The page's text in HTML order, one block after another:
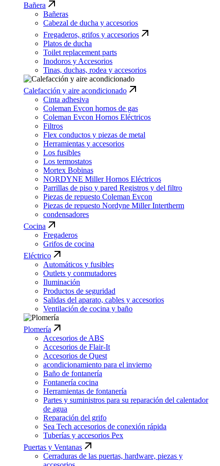
Bañera
Bañeras
Cabezal de ducha y accesorios
Fregaderos, grifos y accesorios
Platos de ducha
Toilet replacement parts
Inodoros y Accesorios
Tinas, duchas, rodea y accesorios
Calefacción y aire acondicionado
Cinta adhesiva
Coleman Evcon hornos de gas
Coleman Evcon Hornos Eléctricos
Filtros
Flex conductos y piezas de metal
Herramientas y accesorios
Los fusibles
Los termostatos
Mortex Bobinas
NORDYNE Miller Hornos Eléctricos
Parrillas de piso y pared Registros y del filtro
Piezas de repuesto Coleman Evcon
Piezas de repuesto Nordyne Miller Intertherm
condensadores
Cocina
Fregaderos
Grifos de cocina
Eléctrico
Automáticos y fusibles
Outlets y conmutadores
Iluminación
Productos de seguridad
Salidas del aparato, cables y accesorios
Ventilación de cocina y baño
Plomería
Accesorios de ABS
Accesorios de Flair-It
Accesorios de Quest
acondicionamiento para el invierno
Baño de fontanería
Fontanería cocina
Herramientas de fontanería
Partes y suministros para su reparación del calentador
de agua
Reparación del grifo
Sea Tech accesorios de conexión rápida
Tuberías y accesorios Pex
Puertas y Ventanas
Cerraduras de las puertas, hardware, piezas y